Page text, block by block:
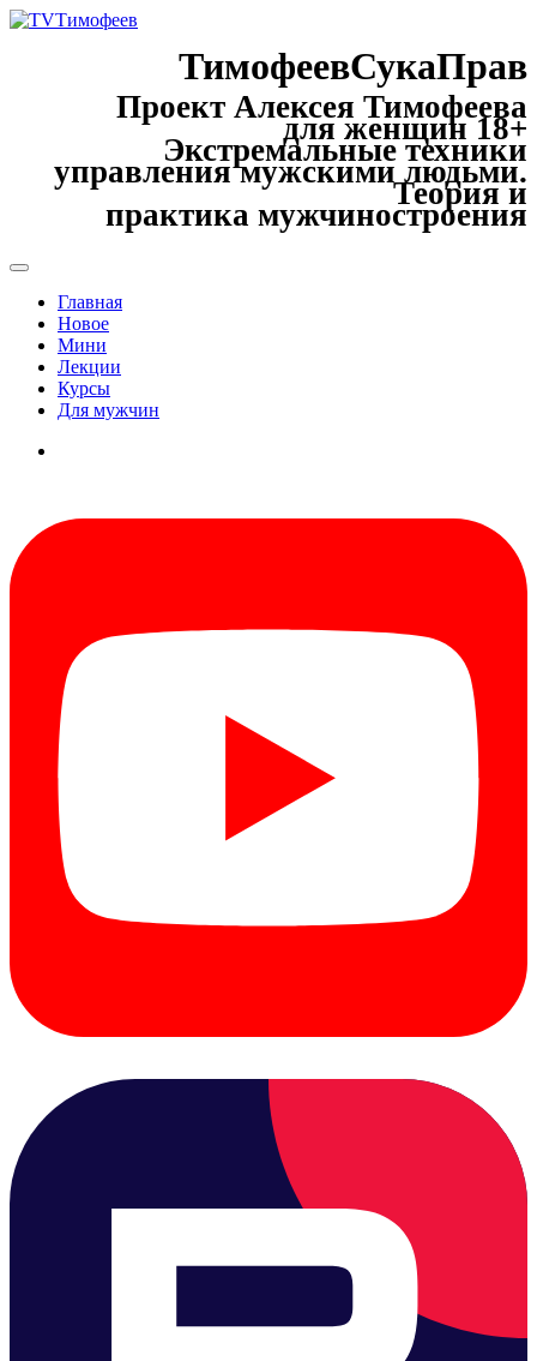
ТимофеевСукаПрав
Проект Алексея Тимофеева
для женщин 18+
Экстремальные техники
управления мужскими людьми.
Теория и
практика мужчиностроения
Главная
Новое
Мини
Лекции
Курсы
Для мужчин